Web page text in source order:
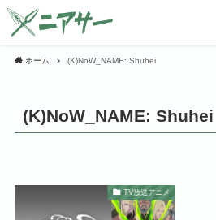
ホーム (K)NoW_NAME: Shuhei
(K)NoW_NAME: Shuhei
TV放送アニメ